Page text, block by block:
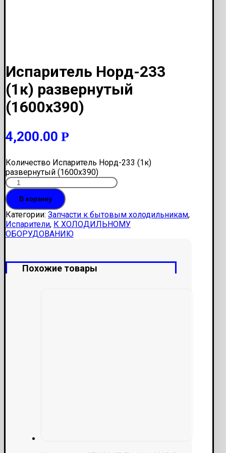
Испаритель Норд-233
(1к) развернутый
(1600х390)
4,200.00 Р
Количество Испаритель Норд-233 (1к)
развернутый (1600х390)
В корзину
Категории: Запчасти к бытовым холодильникам,
Испарители, К ХОЛОДИЛЬНОМУ
ОБОРУДОВАНИЮ
Похожие товары